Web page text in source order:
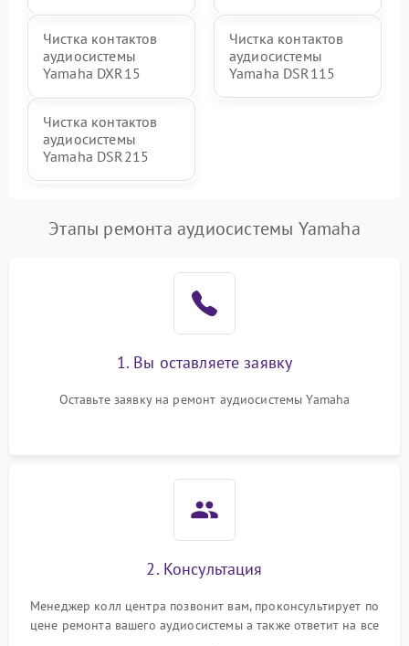
Чистка контактов
аудиосистемы
Yamaha DXR15
Чистка контактов
аудиосистемы
Yamaha DSR115
Чистка контактов
аудиосистемы
Yamaha DSR215
Этапы ремонта аудиосистемы Yamaha
1. Вы оставляете заявку
Оставьте заявку на ремонт аудиосистемы Yamaha
2. Консультация
Менеджер колл центра позвонит вам, проконсультирует по
цене ремонта вашего аудиосистемы а также ответит на все